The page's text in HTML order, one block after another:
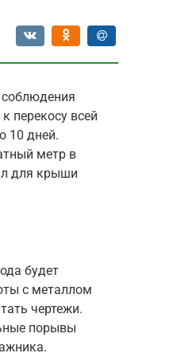
соблюдения
перекосу всей
10 дней.
метр в
для крыши
будет
с металлом
чертежи.
порывы